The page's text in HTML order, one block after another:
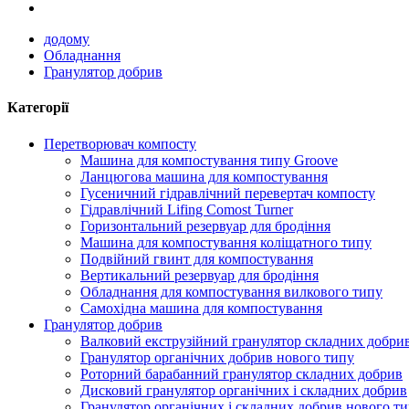
додому
Обладнання
Гранулятор добрив
Категорії
Перетворювач компосту
Машина для компостування типу Groove
Ланцюгова машина для компостування
Гусеничний гідравлічний перевертач компосту
Гідравлічний Lifing Comost Turner
Горизонтальний резервуар для бродіння
Машина для компостування коліщатного типу
Подвійний гвинт для компостування
Вертикальний резервуар для бродіння
Обладнання для компостування вилкового типу
Самохідна машина для компостування
Гранулятор добрив
Валковий екструзійний гранулятор складних
Гранулятор органічних добрив нового типу
Роторний барабанний гранулятор складних добрив
Дисковий гранулятор органічних і складних добрив